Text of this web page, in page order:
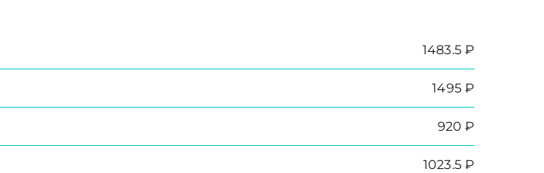
1483.5 ₽
1495 ₽
920 ₽
1023.5 ₽